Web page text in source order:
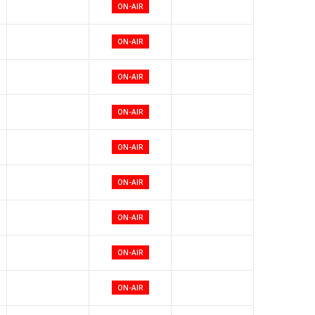
ON-AIR
ON-AIR
ON-AIR
ON-AIR
ON-AIR
ON-AIR
ON-AIR
ON-AIR
ON-AIR